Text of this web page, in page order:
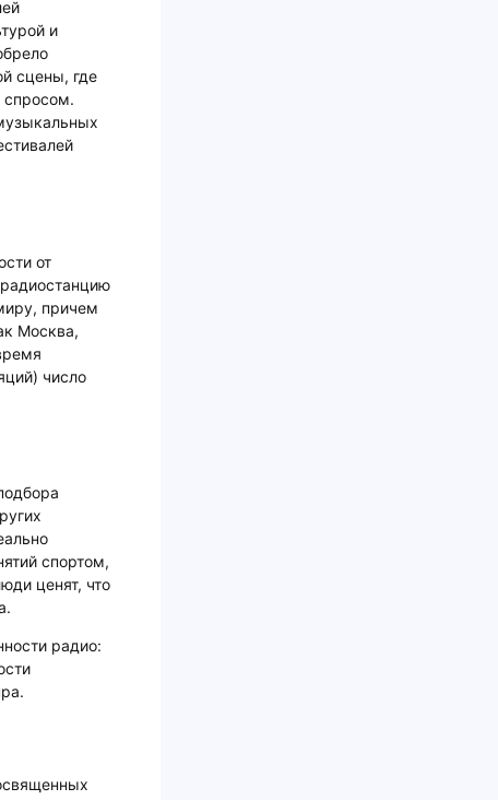
и
сцены, где
спросом.
от
причем
Москва,
число
спортом,
ценят, что
радио: